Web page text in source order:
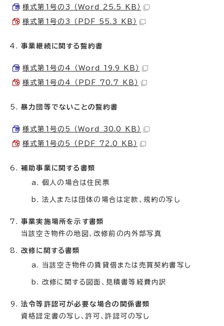
様式第1号の3 （Word 25.5 KB）
様式第1号の3 （PDF 55.3 KB）
事業継続に関する誓約書
様式第1号の4 （Word 19.9 KB）
様式第1号の4 （PDF 70.7 KB）
暴力団等でないことの誓約書
様式第1号の5 （Word 30.0 KB）
様式第1号の5 （PDF 72.0 KB）
補助事業に関する書類
個人の場合は住民票
法人または団体の場合は定款、規約の写し
事業実施場所を示す書類
当該空き物件の地図、改修前の内外部写真
改修に関する書類
当該空き物件の賃貸借または売買契約書写し
改修に関する図面、見積書等経費内訳
法令等許認可が必要な場合の関係書類
資格認定書の写し、許可、許認可の写し